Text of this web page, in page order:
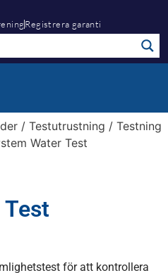
Registrera garanti
/ Testutrustning / Testning
Water Test
för att kontrollera